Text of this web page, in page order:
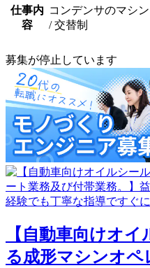
仕事内
容
コンデンサのマシ
/ 交替制
募集が停止しています
【自動車向けオ
る成形マシンオペ